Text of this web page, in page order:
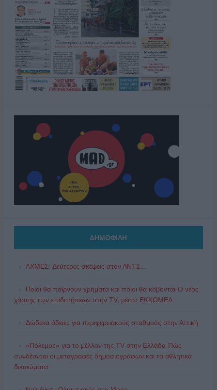
ΔΗΜΟΦΙΛΗ
ΑΧΜΕΣ: Δεύτερες σκέψεις στον ΑΝΤ1...
Ποιοι θα παίρνουν χρήματα και ποιοι θα κόβονται-Ο νέος
χάρτης των επιδοτήσεων στην TV, μέσω ΕΚΚΟΜΕΔ
Δώδεκα άδειες για περιφερειακούς σταθμούς στην Αττική
«Πόλεμος» για το μέλλον της TV στην Ελλάδα-Πώς
συνδέονται οι μεταγραφές δημοσιογράφων και τα αθλητικά
δικαιώματα